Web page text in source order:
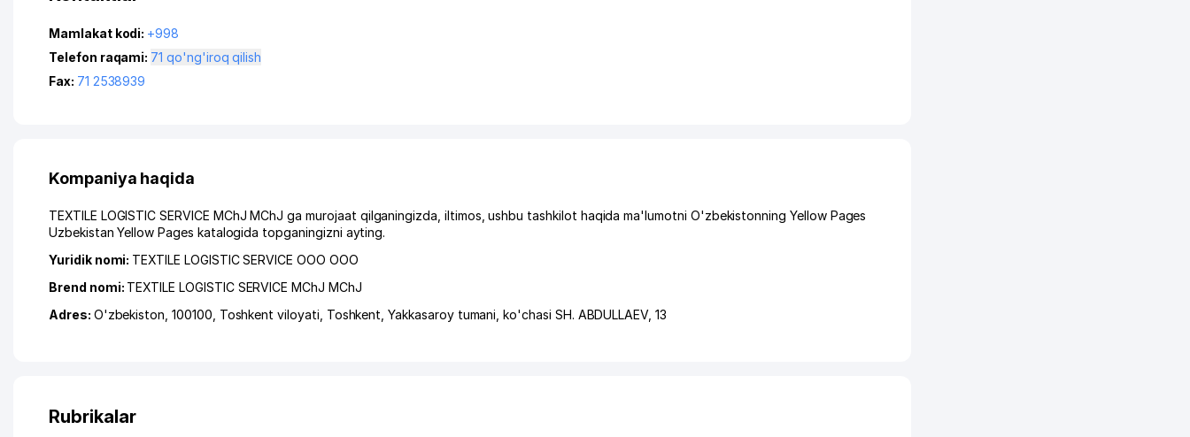
Mamlakat kodi: +998
Telefon raqami:
71 qo'ng'iroq qilish
Fax: 71 2538939
Kompaniya haqida
TEXTILE LOGISTIC SERVICE MChJ MChJ ga murojaat qilganingizda, iltimos, ushbu tashkilot haqida ma'lumotni O'zbekistonning Yellow Pages
Uzbekistan Yellow Pages katalogida topganingizni ayting.
Yuridik nomi: TEXTILE LOGISTIC SERVICE ООО ООО
Brend nomi: TEXTILE LOGISTIC SERVICE MChJ MChJ
Adres: O'zbekiston, 100100, Toshkent viloyati Toshkent ,Yakkasaroy tumani ,ko'chasi SH. ABDULLAEV, 13
Rubrikalar